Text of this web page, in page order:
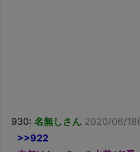
930: 名無しさん 2020/06/
>>922